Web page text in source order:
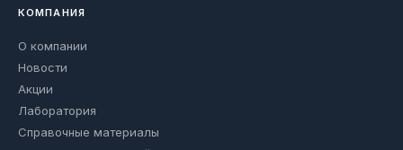
КОМПАНИЯ
О компании
Новости
Акции
Лаборатория
Справочные материалы